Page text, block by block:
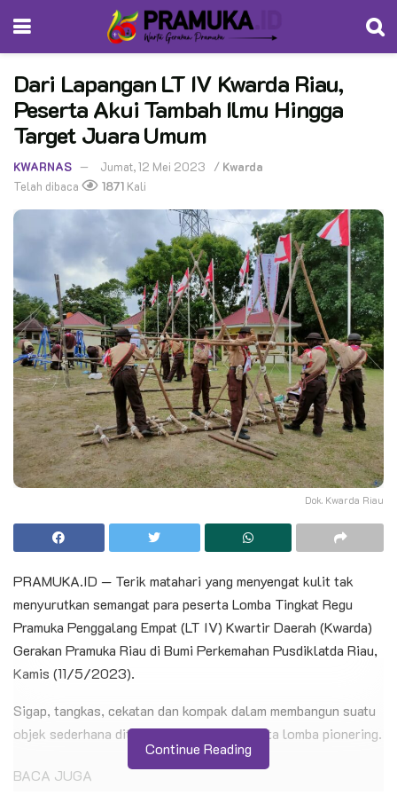
Dari Lapangan LT IV Kwarda Riau,
Peserta Akui Tambah Ilmu Hingga
Target Juara Umum
KWARNAS Jumat, 12 Mei 2023 / Kwarda
Telah dibaca
1871 Kali
Dok. Kwarda Riau
PRAMUKA.ID — Terik matahari yang menyengat kulit tak
menyurutkan semangat para peserta Lomba Tingkat Regu
Pramuka Penggalang Empat (LT IV) Kwartir Daerah (Kwarda)
Gerakan Pramuka Riau di Bumi Perkemahan Pusdiklatda Riau,
Kamis (11/5/2023).
Sigap, tangkas, cekatan dan kompak dalam membangun suatu
objek sederhana ditunjukkan peserta di mata lomba pionering.
BACA JUGA
Continue Reading